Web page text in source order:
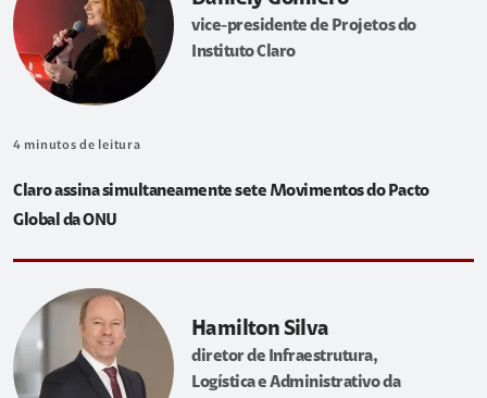
vice-presidente de Projetos do
Instituto Claro
4 minutos de leitura
Claro assina simultaneamente sete Movimentos do Pacto
Global da ONU
Hamilton Silva
diretor de Infraestrutura,
Logística e Administrativo da